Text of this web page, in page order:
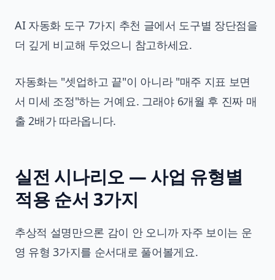
AI 자동화 도구 7가지 추천 글에서 도구별 장단점을
더 깊게 비교해 두었으니 참고하세요.
자동화는 "셋업하고 끝"이 아니라 "매주 지표 보면
서 미세 조정"하는 거예요. 그래야 6개월 후 진짜 매
출 2배가 따라옵니다.
실전 시나리오 — 사업 유형별
적용 순서 3가지
추상적 설명만으론 감이 안 오니까 자주 보이는 운
영 유형 3가지를 순서대로 풀어볼게요.